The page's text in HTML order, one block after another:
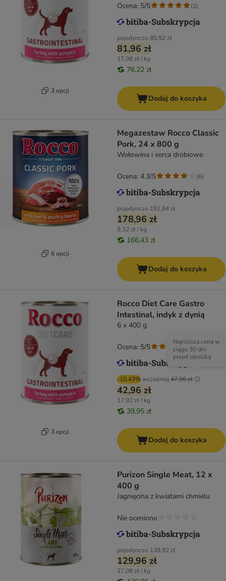
3 opcji
pojedynczo 85,92 zł
81,96 zł
17,08 zł / kg
76,22 zł
Ocena: 5/5 (2)
Dodaj do koszyka
6 opcji
Megazestaw Rocco Classic
Pork, 24 x 800 g
Wołowina i serca drobiowe
pojedynczo 191,84 zł
178,96 zł
9,32 zł / kg
166,43 zł
Ocena: 4.3/5 (6)
Dodaj do koszyka
3 opcji
Rocco Diet Care Gastro
Intestinal, indyk z dynią
6 x 400 g
-10.43%wcześniej 47,96 zł
Najniższa cena w
ciągu 30 dni
przed obniżką
42,96 zł
17,92 zł / kg
39,95 zł
Ocena: 5/5 (2
Dodaj do koszyka
Purizon Single Meat, 12 x
400 g
Jagnięcina z kwiatami chmielu
pojedynczo 139,92 zł
129,96 zł
27,08 zł / kg
Nie oceniono